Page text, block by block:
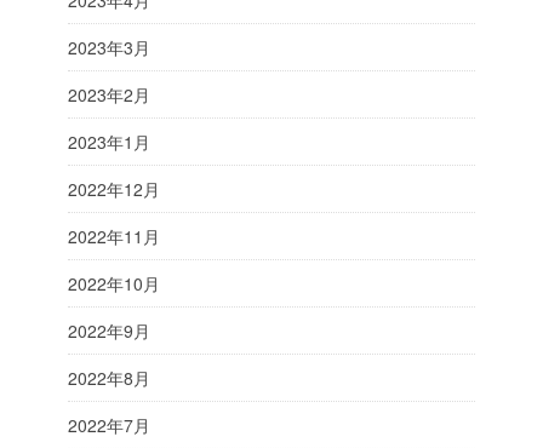
2023年3月
2023年2月
2023年1月
2022年12月
2022年11月
2022年10月
2022年9月
2022年8月
2022年7月